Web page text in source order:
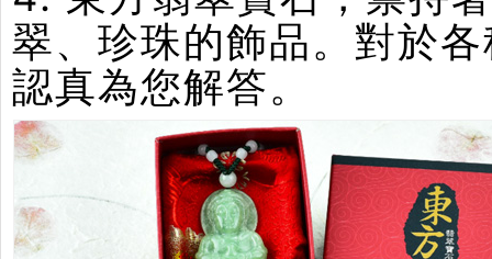
翠、珍珠的飾品。對於
認真為您解答。